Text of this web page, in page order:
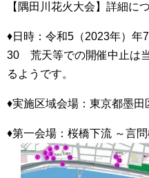
【隅田川花火大会】詳細に
♦日時：令和5（2023年）年
30 荒天等での開催中止は
るようです。
♦実施区域会場：東京都墨田
♦第一会場：桜橋下流 ～言